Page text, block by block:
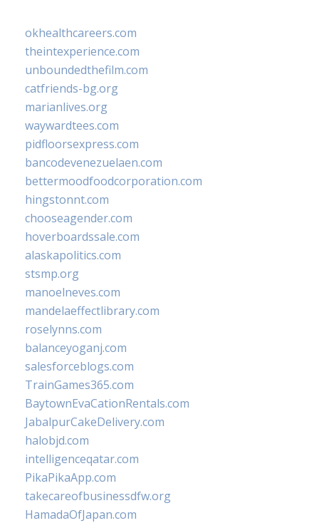
okhealthcareers.com
theintexperience.com
unboundedthefilm.com
catfriends-bg.org
marianlives.org
waywardtees.com
pidfloorsexpress.com
bancodevenezuelaen.com
bettermoodfoodcorporation.com
hingstonnt.com
chooseagender.com
hoverboardssale.com
alaskapolitics.com
stsmp.org
manoelneves.com
mandelaeffectlibrary.com
roselynns.com
balanceyoganj.com
salesforceblogs.com
TrainGames365.com
BaytownEvaCationRentals.com
JabalpurCakeDelivery.com
halobjd.com
intelligenceqatar.com
PikaPikaApp.com
takecareofbusinessdfw.org
HamadaOfJapan.com